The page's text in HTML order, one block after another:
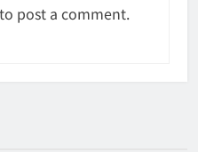
to post a comment.